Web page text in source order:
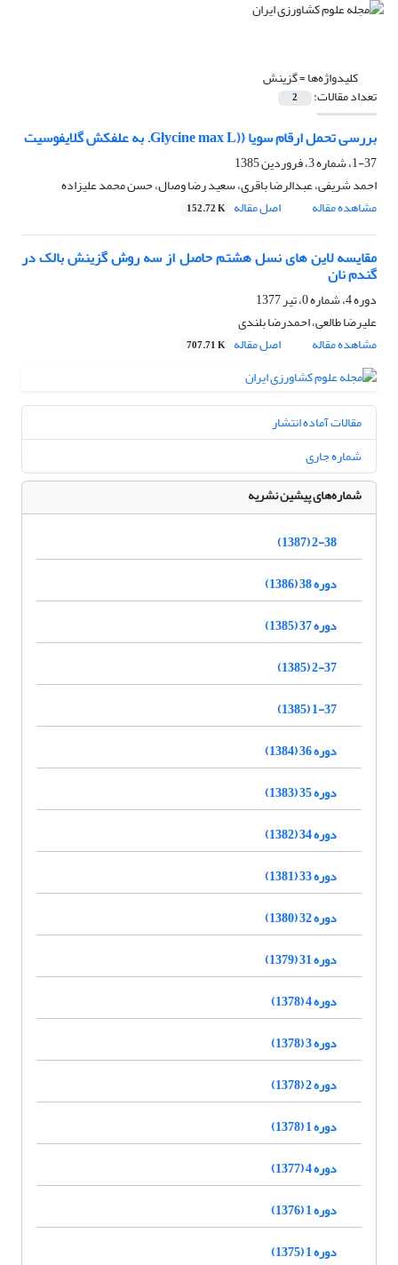
کلیدواژه‌ها =گزینش
تعداد مقالات: 2
بررسی تحمل ارقام سویا ((Glycine max L. به علفکش گلایفوسیت
1-37، شماره 3، فروردین 1385
احمد شریفی، عبدالرضا باقری، سعید رضا وصال، حسن محمد علیزاده
مشاهده مقاله
اصل مقاله 152.72 K
مقایسه لاین های نسل هشتم حاصل از سه روش گزینش بالک در
گندم نان
دوره 4، شماره 0، تیر 1377
علیرضا طالعی، احمدرضا بلندی
مشاهده مقاله
اصل مقاله 707.71 K
مقالات آماده انتشار
شماره جاری
شماره‌های پیشین نشریه
2-38 (1387)
دوره 38 (1386)
دوره 37 (1385)
2-37 (1385)
1-37 (1385)
دوره 36 (1384)
دوره 35 (1383)
دوره 34 (1382)
دوره 33 (1381)
دوره 32 (1380)
دوره 31 (1379)
دوره 4 (1378)
دوره 3 (1378)
دوره 2 (1378)
دوره 1 (1378)
دوره 4 (1377)
دوره 1 (1376)
دوره 1 (1375)